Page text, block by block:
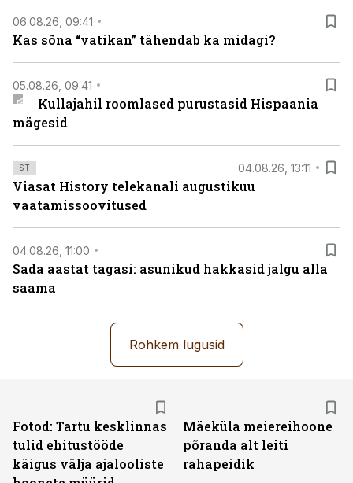
06.08.26, 09:41
Kas sõna “vatikan” tähendab ka midagi?
05.08.26, 09:41
Kullajahil roomlased purustasid Hispaania
mägesid
ST 04.08.26, 13:11
Viasat History telekanali augustikuu
vaatamissoovitused
04.08.26, 11:00
Sada aastat tagasi: asunikud hakkasid jalgu alla
saama
Rohkem lugusid
Fotod: Tartu kesklinnas
tulid ehitustööde
käigus välja ajalooliste
Mäeküla meiereihoone
põranda alt leiti
rahapeidik